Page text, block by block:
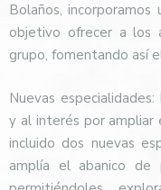
Bolaños,
objetivo ofrecer a los
grupo, fomentando así
Nuevas
y al interés por ampliar
incluido dos nuevas
amplía el abanico de